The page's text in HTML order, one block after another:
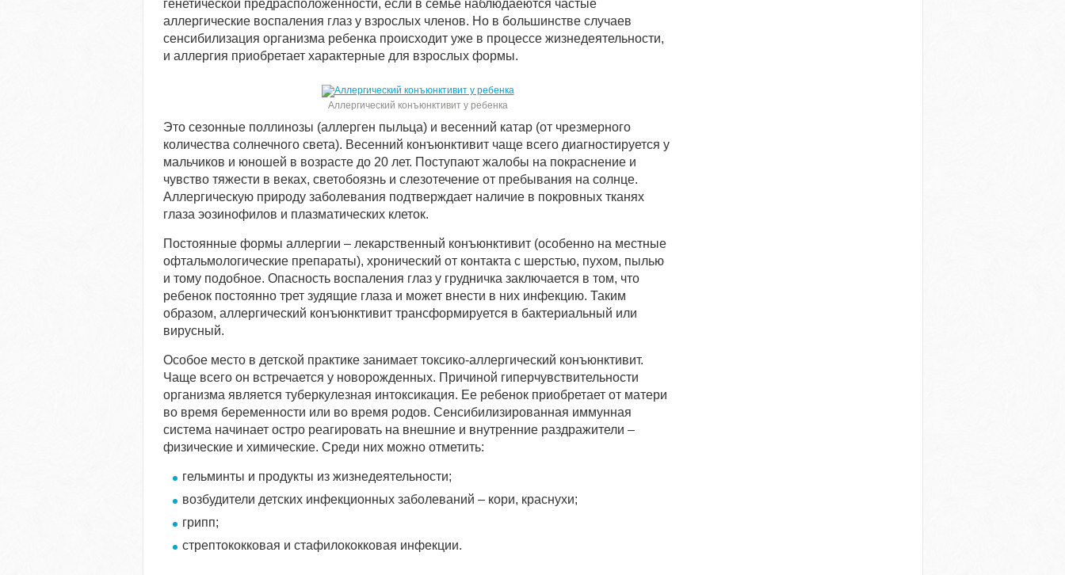
генетической предрасположенности, если в семье наблюдаеются частые
аллергические воспаления глаз у взрослых членов. Но в большинстве случаев
сенсибилизация организма ребенка происходит уже в процессе жизнедеятельности,
и аллергия приобретает характерные для взрослых формы.
Аллергический конъюнктивит у ребенка
Это сезонные поллинозы (аллерген пыльца) и весенний катар (от чрезмерного
количества солнечного света). Весенний конъюнктивит чаще всего диагностируется у
мальчиков и юношей в возрасте до 20 лет. Поступают жалобы на покраснение и
чувство тяжести в веках, светобоязнь и слезотечение от пребывания на солнце.
Аллергическую природу заболевания подтверждает наличие в покровных тканях
глаза эозинофилов и плазматических клеток.
Постоянные формы аллергии – лекарственный конъюнктивит (особенно на местные
офтальмологические препараты), хронический от контакта с шерстью, пухом, пылью
и тому подобное. Опасность воспаления глаз у грудничка заключается в том, что
ребенок постоянно трет зудящие глаза и может внести в них инфекцию. Таким
образом, аллергический конъюнктивит трансформируется в бактериальный или
вирусный.
Особое место в детской практике занимает токсико-аллергический конъюнктивит.
Чаще всего он встречается у новорожденных. Причиной гиперчувствительности
организма является туберкулезная интоксикация. Ее ребенок приобретает от матери
во время беременности или во время родов. Сенсибилизированная иммунная
система начинает остро реагировать на внешние и внутренние раздражители –
физические и химические. Среди них можно отметить:
гельминты и продукты из жизнедеятельности;
возбудители детских инфекционных заболеваний – кори, краснухи;
грипп;
стрептококковая и стафилококковая инфекции.